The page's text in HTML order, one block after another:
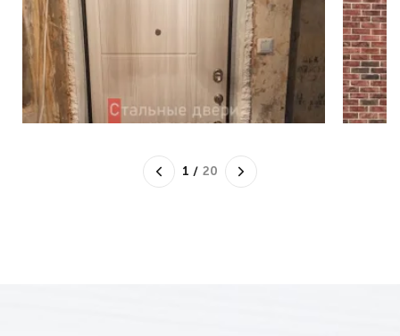
1 / 20